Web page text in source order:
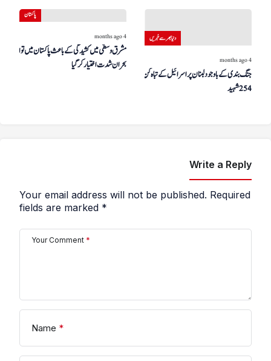
پاکستان
4 months ago
مشرق وسطیٰ میں کشیدگی کے باعث پاکستان میں توانائی کا
بحران شدت اختیار کر گیا
دنیا بھر سے خبریں
4 months ago
جنگ بندی کے باوجود لبنان پر اسرائیل کے تباہ کن حملے،
254 شہید
Write a Reply
Your email address will not be published. Required
fields are marked *
Your Comment *
Name *